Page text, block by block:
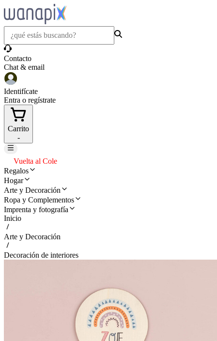
Contacto
Chat & email
Identifícate
Entra o regístrate
Carrito
-
Vuelta al Cole
Regalos
Hogar
Arte y Decoración
Ropa y Complementos
Imprenta y fotografía
Inicio
Arte y Decoración
Decoración de interiores